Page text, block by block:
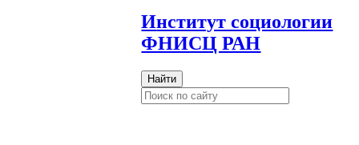
Институт социологии
ФНИСЦ РАН
Найти